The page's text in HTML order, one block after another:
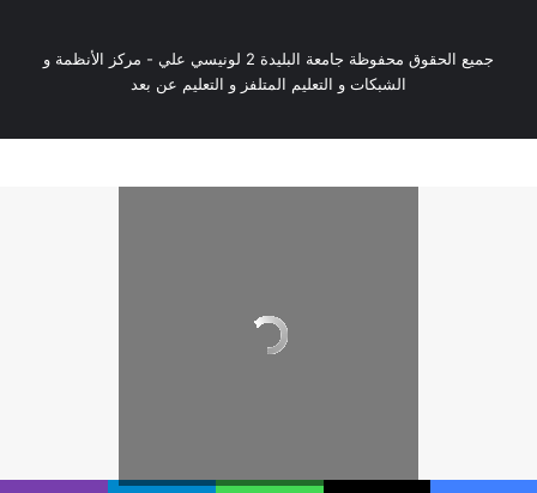
جميع الحقوق محفوظة جامعة البليدة 2 لونيسي علي - مركز الأنظمة و
الشبكات و التعليم المتلفز و التعليم عن بعد